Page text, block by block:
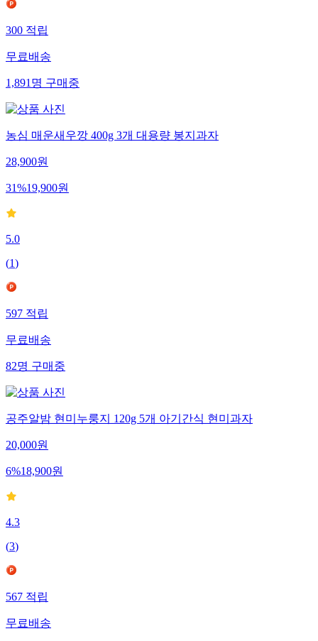
300적립
무료배송
1,891명구매중
농심 매운새우깡 400g 3개 대용량 봉지과자
28,900원
31%19,900원
5.0
(1)
597적립
무료배송
82명구매중
공주알밤 현미누룽지 120g 5개 아기간식 현미과자
20,000원
6%18,900원
4.3
(3)
567적립
무료배송